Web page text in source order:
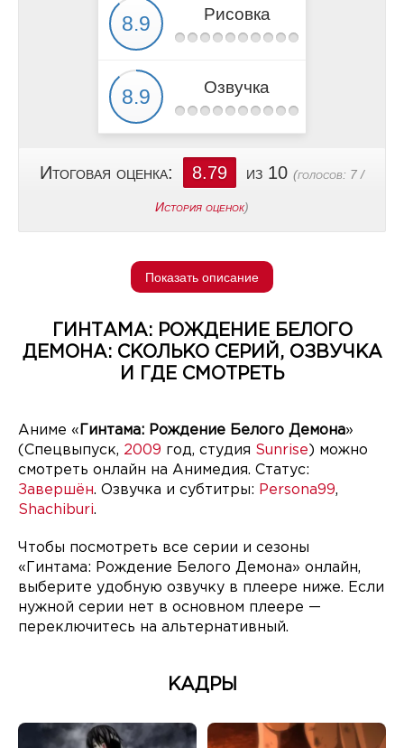
Рисовка
Озвучка
Итоговая оценка: 8.79 из 10 (голосов: 7 /
История оценок)
Показать описание
ГИНТАМА: РОЖДЕНИЕ БЕЛОГО
ДЕМОНА: СКОЛЬКО СЕРИЙ, ОЗВУЧКА
И ГДЕ СМОТРЕТЬ
Аниме « Гинтама: Рождение Белого Демона»
(Спецвыпуск, 2009 год, студия Sunrise ) можно
смотреть онлайн на Анимедия. Статус:
Завершён. Озвучка и субтитры: Persona99,
Shachiburi.
Чтобы посмотреть все серии и сезоны
«Гинтама: Рождение Белого Демона» онлайн,
выберите удобную озвучку в плеере ниже. Если
нужной серии нет в основном плеере —
переключитесь на альтернативный.
КАДРЫ